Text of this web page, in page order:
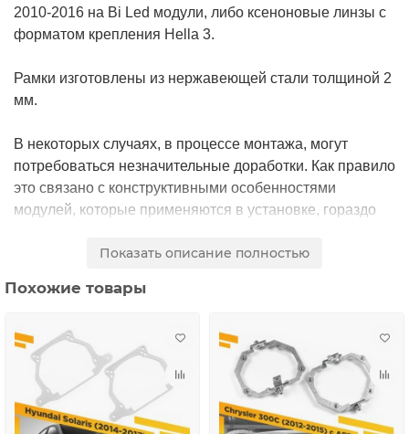
2010-2016 на Bi Led модули, либо ксеноновые линзы с
форматом крепления Hella 3.
Рамки изготовлены из нержавеющей стали толщиной 2
мм.
В некоторых случаях, в процессе монтажа, могут
потребоваться незначительные доработки. Как правило
это связано с конструктивными особенностями
модулей, которые применяются в установке, гораздо
Цена указана за комплект рамок на две фары.
Показать описание полностью
Похожие товары